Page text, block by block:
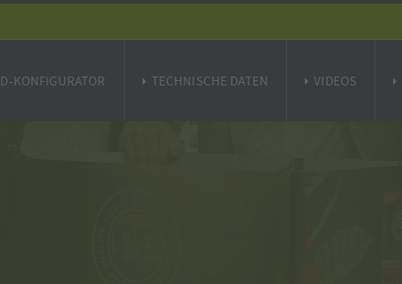
KONFIGURATOR TECHNISCHE DATEN VIDEOS